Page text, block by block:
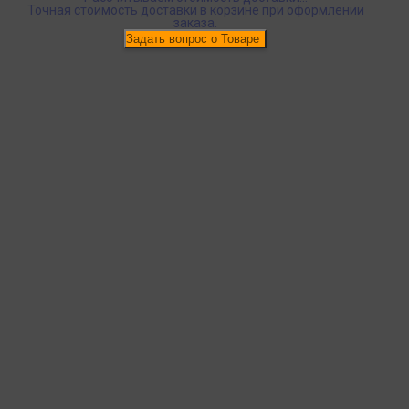
Точная стоимость доставки в корзине при оформлении
заказа.